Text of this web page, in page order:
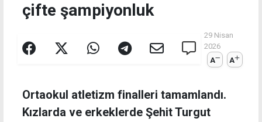
çifte şampiyonluk
29 Nisan
2026
A
A
Ortaokul atletizm finalleri tamamlandı.
Kızlarda ve erkeklerde Şehit Turgut